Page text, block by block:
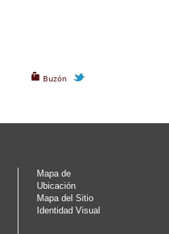
Buzón
Mapa de
Ubicación
Mapa del Sitio
Identidad Visual